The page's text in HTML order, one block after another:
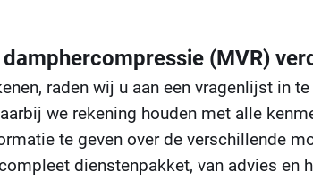
(MVR)
raden wij u aan een vragenlijst in
we rekening houden met alle
te geven over de verschillende
dienstenpakket, van advies en